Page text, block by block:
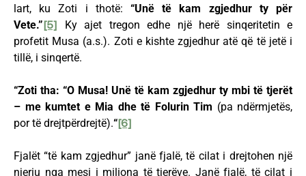
lart, ku Zoti i thotë: “Unë të kam zgjedhur ty për
Vete.”[5] Ky ajet tregon edhe një herë sinqeritetin e
profetit Musa (a.s.). Zoti e kishte zgjedhur atë që të jetë i
tillë, i sinqertë.
“Zoti tha: “O Musa! Unë të kam zgjedhur ty mbi të tjerët
– me kumtet e Mia dhe të Folurin Tim (pa ndërmjetës,
por të drejtpërdrejtë).“[6]
Fjalët “të kam zgjedhur” janë fjalë, të cilat i drejtohen një
njeriu nga mesi i miliona të tjerëve. Janë fjalë, të cilat i